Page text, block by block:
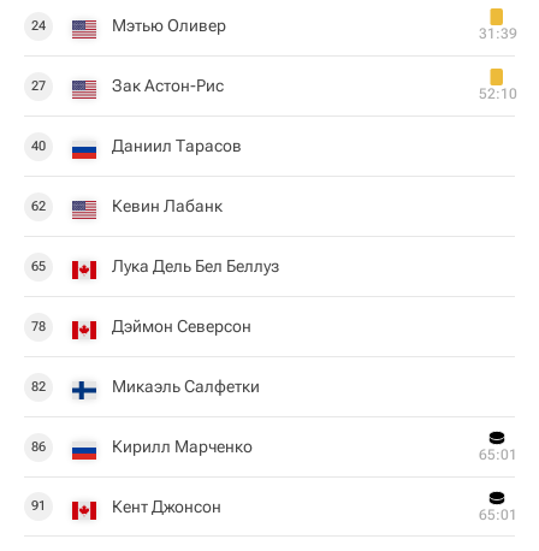
24 Мэтью Оливер 31:39
27 Зак Астон-Рис 52:10
40 Даниил Тарасов
62 Кевин Лабанк
65 Лука Дель Бел Беллуз
78 Дэймон Северсон
82 Микаэль Салфетки
86 Кирилл Марченко 65:01
91 Кент Джонсон 65:01